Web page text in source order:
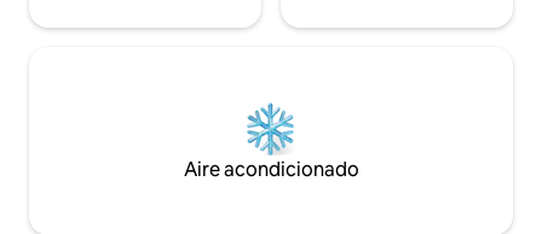
Aire acondicionado